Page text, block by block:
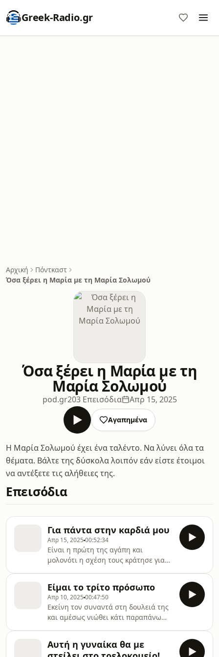
Greek-Radio.gr
Αρχική
Πόντκαστ
Όσα ξέρει η Μαρία με τη Μαρία Σολωμού
Όσα ξέρει η Μαρία με τη
Μαρία Σολωμού
pod.gr203 Επεισόδια Απρ 15, 2025
Αγαπημένα
Η Μαρία Σολωμού έχει ένα ταλέντο. Να λύνει όλα τα
θέματα. Βάλτε της δύσκολα λοιπόν εάν είστε έτοιμοι
να αντέξετε τις αλήθειες της.
Επεισόδια
Για πάντα στην καρδιά μου
Απρ 15, 2025 00:52:34
Είναι η πρώτη της αγάπη και
μολονότι η σχέση τους κράτησε για
γνωρίζει κάποιο άλλο αγόρι, αλλά ένα
τραγικό γεγονός αφήνει ανεξίτηλο
σημάδι στην καρδιά της για τον
πρώτο της έρωτα. Στο δεύτερο
γράμμα, η Λου είναι 45 χρόνων
χωρισμένη με τέσσερα παιδιά. Στη
ζωή της θα έρθει ο Χ., παντρεμένος με
Είμαι το τρίτο πρόσωπο
Απρ 10, 2025 00:47:50
Εκείνη τον συναντά στη δουλειά της
και αμέσως νιώθει κάτι παραπάνω
μακροχρόνια σχέση, και μάλιστα με
Αυτή η γυναίκα θα με